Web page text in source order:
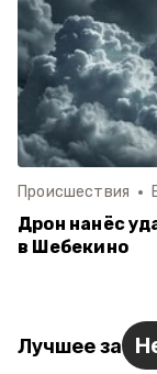
Происшествия
Дрон нанёс
в Шебекино
Лучшее за